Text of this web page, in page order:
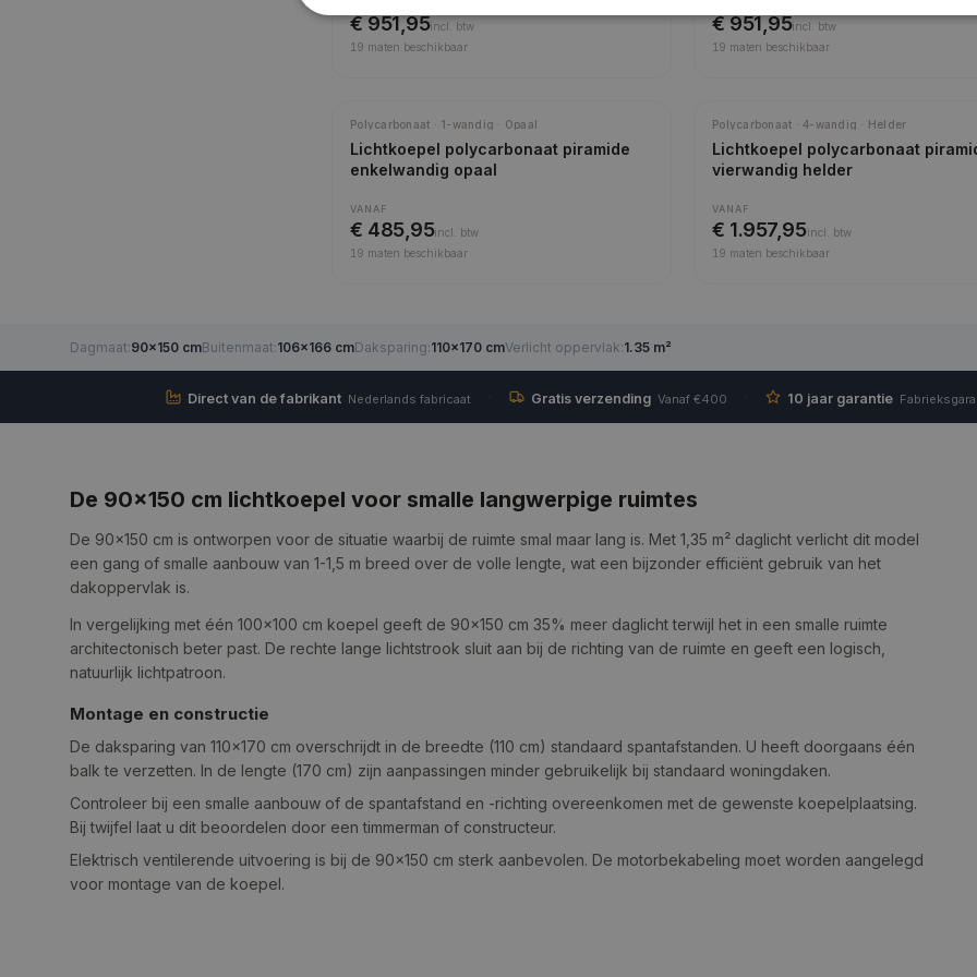
€ 951,95incl.
btw
19 maten beschikbaar
€ 951,95incl.
btw
19 maten beschikbaar
Polycarbonaat · 1-wandig · Opaal
Lichtkoepel polycarbonaat piramide
enkelwandig opaal
VANAF
€ 485,95incl.
btw
19 maten beschikbaar
Polycarbonaat · 4-wandig · Helder
Lichtkoepel polycarbonaat
vierwandig helder
VANAF
€ 1.957,95incl.
btw
19 maten beschikbaar
Dagmaat:90×150 cmBuitenmaat:106×166 cmDaksparing:110×170 cmVerlicht oppervlak:1.35 m²
Direct van de fabrikant Nederlands fabricaat Gratis verzending Vanaf €400 10 jaar garantie
De 90×150 cm lichtkoepel voor smalle langwerpige ruimtes
De 90×150 cm is ontworpen voor de situatie waarbij de ruimte smal maar lang is. Met 1,35 m² daglicht verlicht dit model
een gang of smalle aanbouw van 1-1,5 m breed over de volle lengte, wat een bijzonder efficiënt gebruik van het
dakoppervlak is.
In vergelijking met één 100×100 cm koepel geeft de 90×150 cm 35% meer daglicht terwijl het in een smalle ruimte
architectonisch beter past. De rechte lange lichtstrook sluit aan bij de richting van de ruimte en geeft een logisch,
natuurlijk lichtpatroon.
Montage en constructie
De daksparing van 110×170 cm overschrijdt in de breedte (110 cm) standaard spantafstanden. U heeft doorgaans één
balk te verzetten. In de lengte (170 cm) zijn aanpassingen minder gebruikelijk bij standaard woningdaken.
Controleer bij een smalle aanbouw of de spantafstand en -richting overeenkomen met de gewenste koepelplaatsing.
Bij twijfel laat u dit beoordelen door een timmerman of constructeur.
Elektrisch ventilerende uitvoering is bij de 90×150 cm sterk aanbevolen. De motorbekabeling moet worden aangelegd
voor montage van de koepel.